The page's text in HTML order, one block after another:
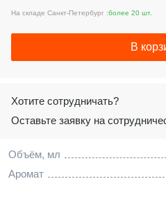
Объём, мл
Аромат
На складе Санкт-Петербург :более 20 шт.
В
Хотите сотрудничать?
Оставьте заявку на